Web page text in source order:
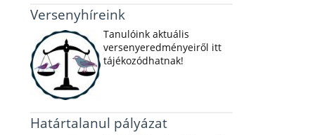
Versenyhíreink
Tanulóink aktuális
versenyeredményeiről itt
tájékozódhatnak!
Határtalanul pályázat